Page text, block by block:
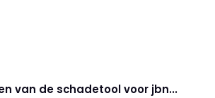
van de schadetool voor jbn...